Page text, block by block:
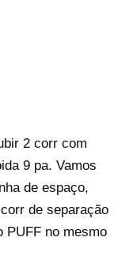
2 corr com
9 pa. Vamos
de espaço,
de separação
PUFF no mesmo